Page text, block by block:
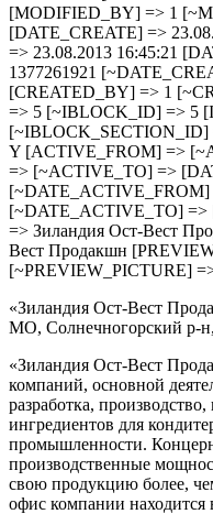
[MODIFIED_BY] => 1
[DATE_CREATE] =>
=> 23.08.2013 16:45:21
1377261921
[CREATED_BY] => 1
=> 5 [~IBLOCK_ID] => 5
Y [ACTIVE_FROM] =>
=> [~ACTIVE_TO] =>
[~DATE_ACTIVE_TO] =>
=> Зиландия Ост-Вест
Вест Продакшн
[~PREVIEW_PICTURE]
«Зиландия Ост-Вест
МО, Солнечногорский р-
«Зиландия Ост-Вест
компаний, основной
разработка,
ингредиентов для
промышленности.
производственные
свою продукцию более,
офис компании находится